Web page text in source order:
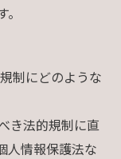
制にどのような
き法的規制に直
人情報保護法な